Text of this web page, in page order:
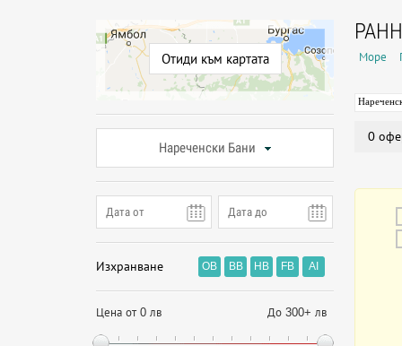
Отиди към картата
Нареченски Бани
Изхранване OB BB HB FB AI
Цена от 0 лв До 300+ лв
Море
0